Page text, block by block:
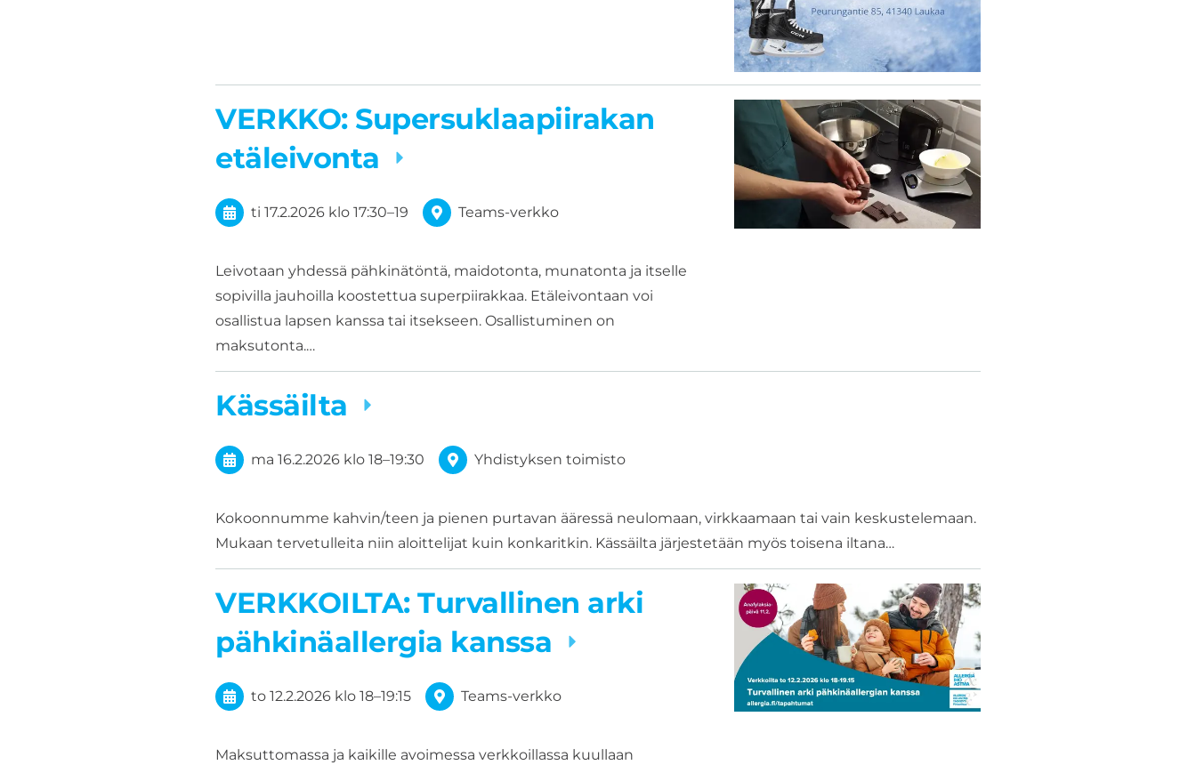
VERKKO: Supersuklaapiirakan
etäleivonta
ti 17.2.2026 klo 17:30–19 Teams-verkko
Leivotaan yhdessä pähkinätöntä, maidotonta, munatonta ja itselle
sopivilla jauhoilla koostettua superpiirakkaa. Etäleivontaan voi
osallistua lapsen kanssa tai itsekseen. Osallistuminen on
maksutonta.…
Kässäilta
ma 16.2.2026 klo 18–19:30 Yhdistyksen toimisto
Kokoonnumme kahvin/teen ja pienen purtavan ääressä neulomaan, virkkaamaan tai vain keskustelemaan.
Mukaan tervetulleita niin aloittelijat kuin konkaritkin. Kässäilta järjestetään myös toisena iltana…
VERKKOILTA: Turvallinen arki
pähkinäallergia kanssa
to 12.2.2026 klo 18–19:15 Teams-verkko
Maksuttomassa ja kaikille avoimessa verkkoillassa kuullaan